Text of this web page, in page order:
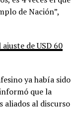
de Nación”,
de USD 60
ya había sido
que la
aliados al discurso